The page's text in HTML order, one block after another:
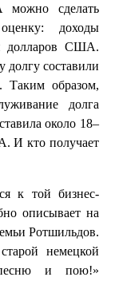
сделать
доходы
долларов США.
долгу составили
Таким образом,
долга
около 18–
И кто получает
к той бизнес-
описывает на
Ротшильдов.
немецкой
и пою!»